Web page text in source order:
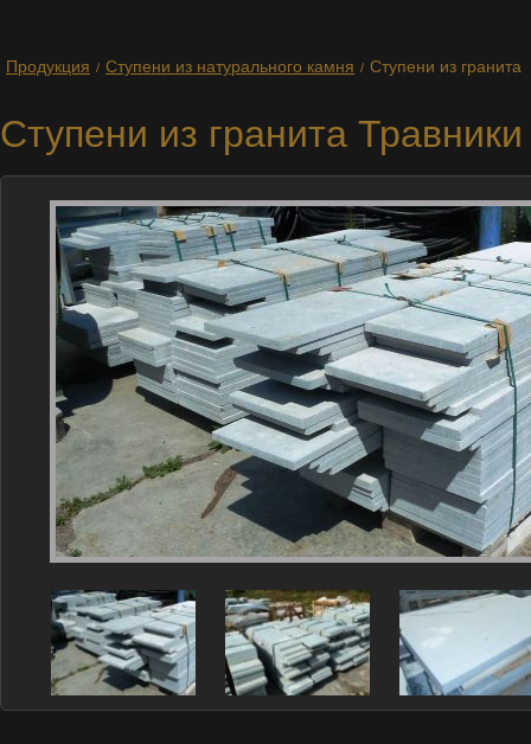
Продукция / Ступени из натурального камня / Ступени из гранита
Ступени из гранита Травники